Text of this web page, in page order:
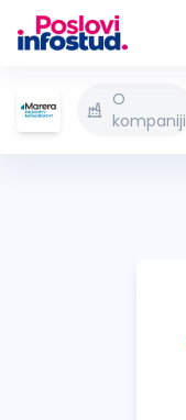
O
kompaniji